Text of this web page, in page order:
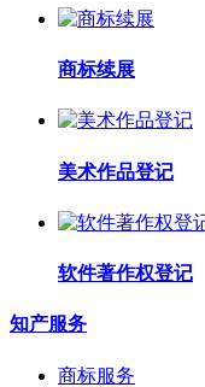
商标续展
美术作品登记
软件著作权登记
知产服务
商标服务